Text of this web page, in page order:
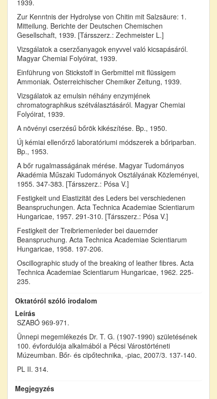
1939.
Zur Kenntnis der Hydrolyse von Chitin mit Salzsäure: 1.
Mitteilung. Berichte der Deutschen Chemischen
Gesellschaft, 1939. [Társszerz.: Zechmeister L.]
Vizsgálatok a cserzőanyagok enyvvel való kicsapásáról.
Magyar Chemiai Folyóirat, 1939.
Einführung von Stickstoff in Gerbmittel mit flüssigem
Ammoniak. Österreichischer Chemiker Zeitung, 1939.
Vizsgálatok az emulsin néhány enzymjének
chromatographikus szétválasztásáról. Magyar Chemiai
Folyóirat, 1939.
A növényi cserzésű bőrök kikészítése. Bp., 1950.
Új kémiai ellenőrző laboratóriumi módszerek a bőriparban.
Bp., 1953.
A bőr rugalmasságának mérése. Magyar Tudományos
Akadémia Műszaki Tudományok Osztályának Közleményei,
1955. 347-383. [Társszerz.: Pósa V.]
Festigkeit und Elastizität des Leders bei verschiedenen
Beanspruchungen. Acta Technica Academiae Scientiarum
Hungaricae, 1957. 291-310. [Társszerz.: Pósa V.]
Festigkeit der Treibriemenleder bei dauernder
Beanspruchung. Acta Technica Academiae Scientiarum
Hungaricae, 1958. 197-206.
Oscillographic study of the breaking of leather fibres. Acta
Technica Academiae Scientiarum Hungaricae, 1962. 225-
235.
Oktatóról szóló irodalom
Leírás
SZABÓ 969-971.
Ünnepi megemlékezés Dr. T. G. (1907-1990) születésének
100. évfordulója alkalmából a Pécsi Várostörténeti
Múzeumban. Bőr- és cipőtechnika, -piac, 2007/3. 137-140.
PL II. 314.
Megjegyzés